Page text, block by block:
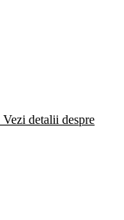
Vezi detalii despre